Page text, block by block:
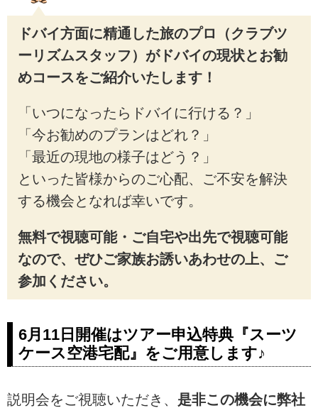
ドバイ方面に精通した旅のプロ（クラブツ
ーリズムスタッフ）がドバイの現状とお勧
めコースをご紹介いたします！
「いつになったらドバイに行ける？」
「今お勧めのプランはどれ？」
「最近の現地の様子はどう？」
といった皆様からのご心配、ご不安を解決
する機会となれば幸いです。
無料で視聴可能・ご自宅や出先で視聴可能
なので、ぜひご家族お誘いあわせの上、ご
参加ください。
6月11日開催はツアー申込特典『スーツ
ケース空港宅配』をご用意します♪
説明会をご視聴いただき、 是非この機会に弊社